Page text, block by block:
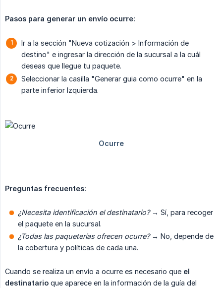
Pasos para generar un envío ocurre:
Ir a la sección "Nueva cotización > Información de
destino" e ingresar la dirección de la sucursal a la cuál
deseas que llegue tu paquete.
Seleccionar la casilla "Generar guia como ocurre" en la
parte inferior Izquierda.
Preguntas frecuentes:
¿Necesita identificación el destinatario?→ Sí, para recoger
el paquete en la sucursal.
¿Todas las paqueterías ofrecen ocurre?→ No, depende de
la cobertura y políticas de cada una.
Cuando se realiza un envío a ocurre es necesario que el
destinatario que aparece en la información de la guía del